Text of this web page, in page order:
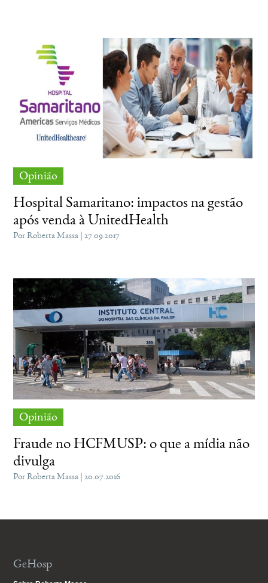
Opinião
Hospital Samaritano: impactos na gestão
após venda à UnitedHealth
Por Roberta Massa | 27.09.2017
Opinião
Fraude no HCFMUSP: o que a mídia não
divulga
Por Roberta Massa | 20.07.2016
GeHosp